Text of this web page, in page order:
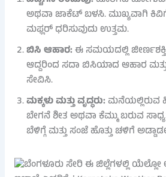
ಅಥವಾ ಜಾಕೆಟ್ ಬಳಸಿ. ಮುಖ್ಯವಾಗಿ
ಮಫ್ಲರ್ ಧರಿಸುವುದು ಉತ್ತಮ.
ಬಿಸಿ ಆಹಾರ:ಈ ಸಮಯದಲ್ಲಿ ಜೀರ್ಣಶಕ್ತಿ
ಆದ್ದರಿಂದ ಸದಾ ಬಿಸಿಯಾದ ಆಹಾರ
ಸೇವಿಸಿ.
ಮಕ್ಕಳು ಮತ್ತು ವೃದ್ಧರು:ಮನೆಯಲ್ಲಿರುವ
ಬೇಗನೆ ಶೀತ ಅಥವಾ ಕೆಮ್ಮು ಬರುವ
ಬೆಳಿಗ್ಗೆ ಮತ್ತು ಸಂಜೆ ಹೊತ್ತು ಚಳಿಗೆ